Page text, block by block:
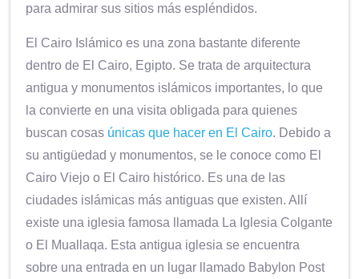
para admirar sus sitios más espléndidos.
El Cairo Islámico es una zona bastante diferente
dentro de El Cairo, Egipto. Se trata de arquitectura
antigua y monumentos islámicos importantes, lo que
la convierte en una visita obligada para quienes
buscan cosas únicas que hacer en El Cairo. Debido a
su antigüedad y monumentos, se le conoce como El
Cairo Viejo o El Cairo histórico. Es una de las
ciudades islámicas más antiguas que existen. Allí
existe una iglesia famosa llamada La Iglesia Colgante
o El Muallaqa. Esta antigua iglesia se encuentra
sobre una entrada en un lugar llamado Babylon Post